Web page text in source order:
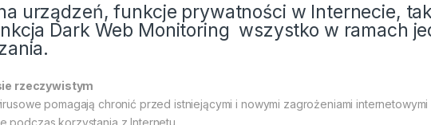
urządzeń, funkcje prywatności w Internecie,
Dark Web Monitoring  wszystko w ramach
rzeczywistym
pomagają chronić przed istniejącymi i nowymi zagrożeniami